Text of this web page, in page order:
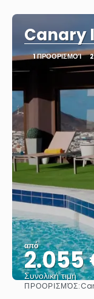
Canary
1 ΠΡΟΟΡΙΣΜΟΊ
από
2.055
Συνολική τιμή
ΠΡΟΟΡΙΣΜΌΣ: